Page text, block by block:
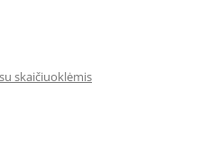
skaičiuoklėmis